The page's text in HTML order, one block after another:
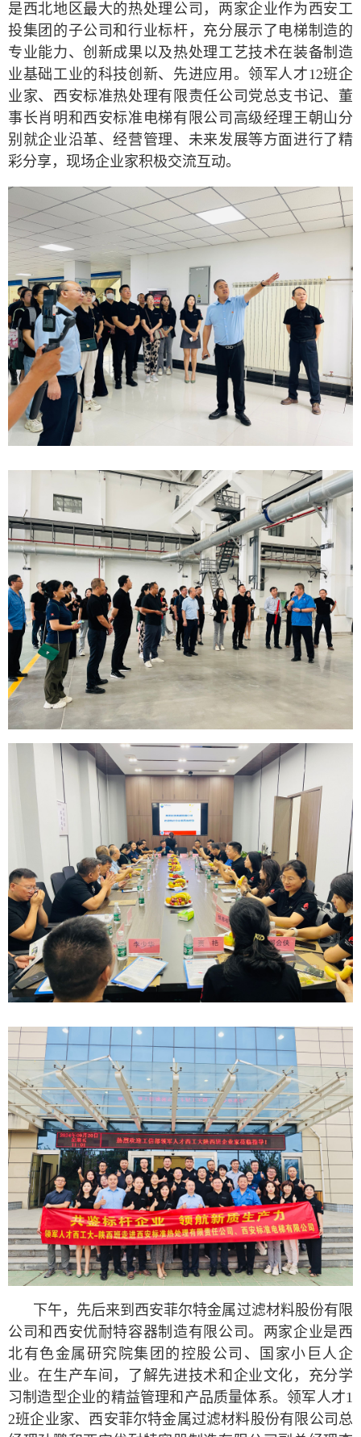
是西北地区最大的热处理公司，两家企业作为西安工
投集团的子公司和行业标杆，充分展示了电梯制造的
专业能力、创新成果以及热处理工艺技术在装备制造
业基础工业的科技创新、先进应用。领军人才12班企
业家、西安标准热处理有限责任公司党总支书记、董
事长肖明和西安标准电梯有限公司高级经理王朝山分
别就企业沿革、经营管理、未来发展等方面进行了精
彩分享，现场企业家积极交流互动。
下午，先后来到西安菲尔特金属过滤材料股份有限
公司和西安优耐特容器制造有限公司。两家企业是西
北有色金属研究院集团的控股公司、国家小巨人企
业。在生产车间，了解先进技术和企业文化，充分学
习制造型企业的精益管理和产品质量体系。领军人才1
2班企业家、西安菲尔特金属过滤材料股份有限公司总